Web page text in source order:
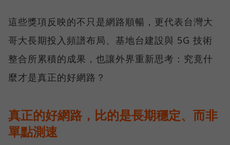
這些獎項反映的不只是網路順暢，更代表台灣大
哥大長期投入頻譜布局、基地台建設與 5G 技術
整合所累積的成果，也讓外界重新思考：究竟什
麼才是真正的好網路？
真正的好網路，比的是長期穩定、而非
單點測速